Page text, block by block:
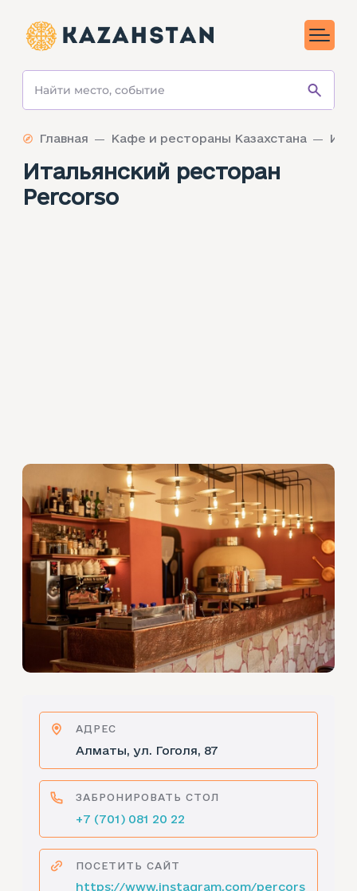
Итальянский ресторан
Percorso
Главная Кафе и рестораны Казахстана
АДРЕС
Алматы, ул. Гоголя, 87
ЗАБРОНИРОВАТЬ СТОЛ
+7 (701) 081 20 22
ПОСЕТИТЬ САЙТ
https://www.instagram.com/percors